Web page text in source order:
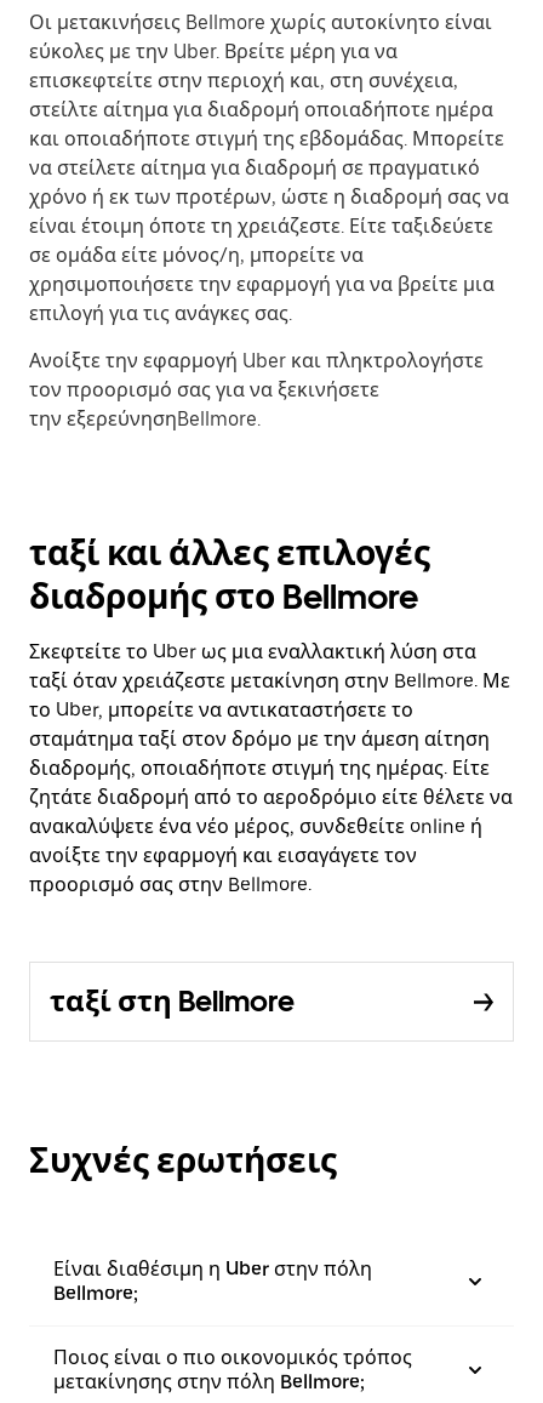
Οι μετακινήσεις Bellmore χωρίς αυτοκίνητο είναι
εύκολες με την Uber. Βρείτε μέρη για να
επισκεφτείτε στην περιοχή και, στη συνέχεια,
στείλτε αίτημα για διαδρομή οποιαδήποτε ημέρα
και οποιαδήποτε στιγμή της εβδομάδας. Μπορείτε
να στείλετε αίτημα για διαδρομή σε πραγματικό
χρόνο ή εκ των προτέρων, ώστε η διαδρομή σας να
είναι έτοιμη όποτε τη χρειάζεστε. Είτε ταξιδεύετε
σε ομάδα είτε μόνος/η, μπορείτε να
χρησιμοποιήσετε την εφαρμογή για να βρείτε μια
επιλογή για τις ανάγκες σας.
Ανοίξτε την εφαρμογή Uber και πληκτρολογήστε
τον προορισμό σας για να ξεκινήσετε
την εξερεύνησηBellmore.
ταξί και άλλες επιλογές
διαδρομής στο Bellmore
Σκεφτείτε το Uber ως μια εναλλακτική λύση στα
ταξί όταν χρειάζεστε μετακίνηση στην Bellmore. Με
το Uber, μπορείτε να αντικαταστήσετε το
σταμάτημα ταξί στον δρόμο με την άμεση αίτηση
διαδρομής, οποιαδήποτε στιγμή της ημέρας. Είτε
ζητάτε διαδρομή από το αεροδρόμιο είτε θέλετε να
ανακαλύψετε ένα νέο μέρος, συνδεθείτε online ή
ανοίξτε την εφαρμογή και εισαγάγετε τον
προορισμό σας στην Bellmore.
ταξί στη Bellmore
Συχνές ερωτήσεις
Είναι διαθέσιμη η Uber στην πόλη
Bellmore;
Ποιος είναι ο πιο οικονομικός τρόπος
μετακίνησης στην πόλη Bellmore;